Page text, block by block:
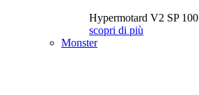
Hypermotard V2 SP 100
scopri di più
Monster